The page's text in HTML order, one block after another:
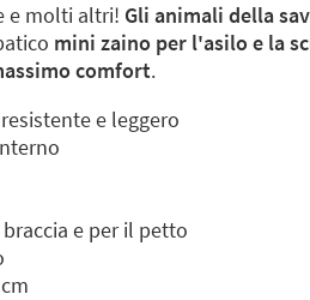
e molti altri! Gli animali della
mini zaino per l'asilo e la
comfort.
e leggero
e per il petto